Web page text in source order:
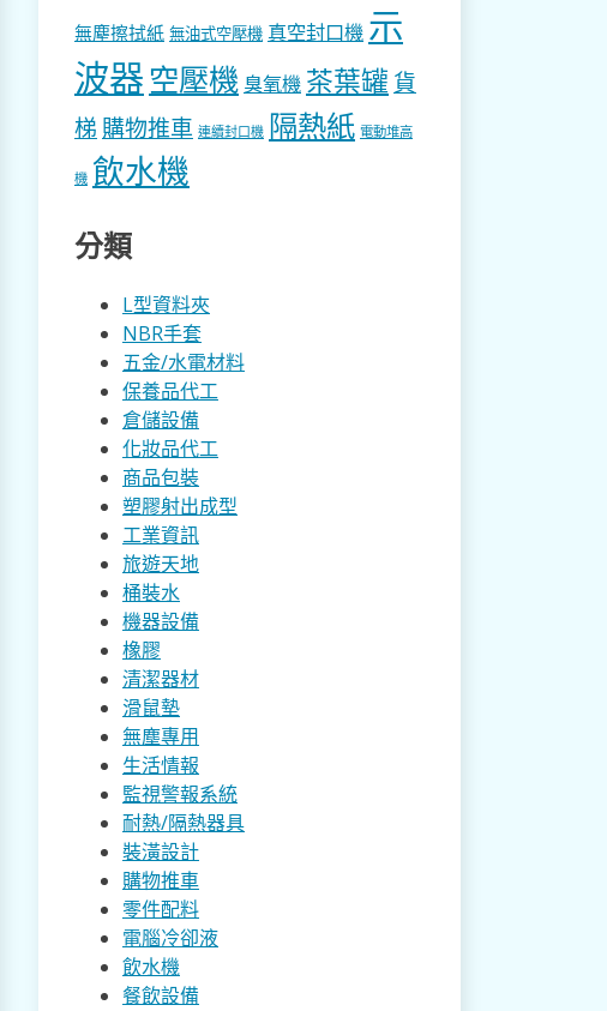
無塵擦拭紙 無油式空壓機 真空封口機 示
波器 空壓機 臭氧機 茶葉罐 貨
梯 購物推車 連續封口機 隔熱紙 電動堆高
機 飲水機
分類
L型資料夾
NBR手套
五金/水電材料
保養品代工
倉儲設備
化妝品代工
商品包裝
塑膠射出成型
工業資訊
旅遊天地
桶裝水
機器設備
橡膠
清潔器材
滑鼠墊
無塵專用
生活情報
監視警報系統
耐熱/隔熱器具
裝潢設計
購物推車
零件配料
電腦冷卻液
飲水機
餐飲設備